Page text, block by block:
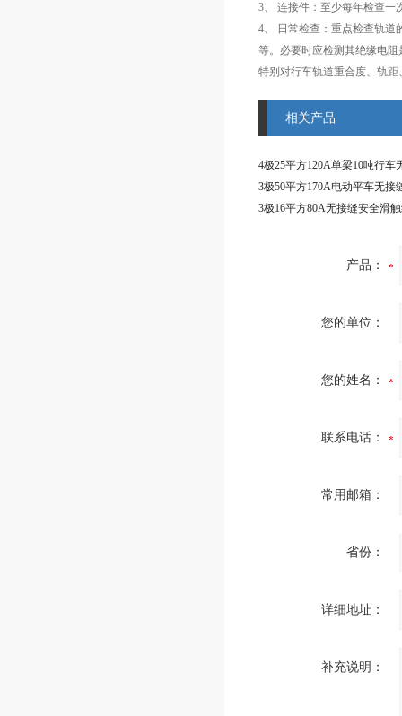
3、 连接件：至少每年检查一
4、 日常检查：重点检查轨道
等。必要时应检测其绝缘电
特别对行车轨道重合度、轨
相关产品
3极16平方80A无接缝安全滑
产品：
您的单位：
您的姓名：
联系电话：
常用邮箱：
省份：
详细地址：
补充说明：